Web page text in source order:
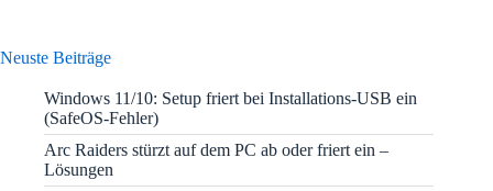
Neuste Beiträge
Windows 11/10: Setup friert bei Installations-USB ein
(SafeOS-Fehler)
Arc Raiders stürzt auf dem PC ab oder friert ein –
Lösungen